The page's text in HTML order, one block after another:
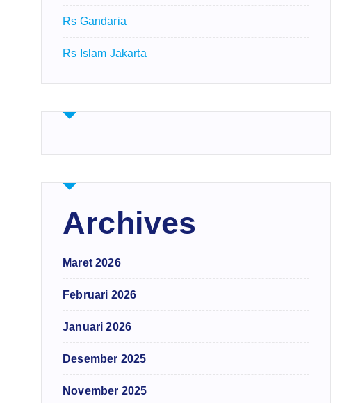
Rs Gandaria
Rs Islam Jakarta
Archives
Maret 2026
Februari 2026
Januari 2026
Desember 2025
November 2025